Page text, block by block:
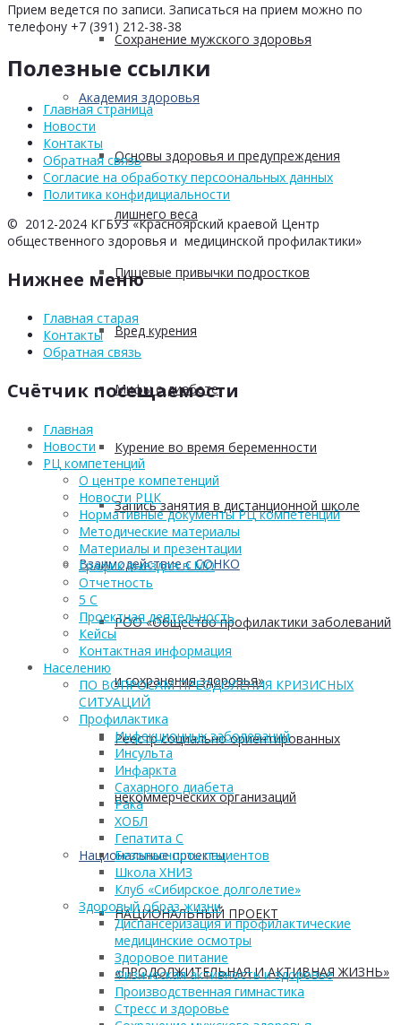
Сохранение мужского здоровья
Академия здоровья
Основы здоровья и предупреждения
лишнего веса
Пищевые привычки подростков
Вред курения
Мифы о диабете
Курение во время беременности
Запись занятия в дистанционной школе
Взаимодействие с СОНКО
РОО «Общество профилактики заболеваний
и сохранения здоровья»
Реестр социально ориентированных
некоммерческих организаций
Национальные проекты
НАЦИОНАЛЬНЫЙ ПРОЕКТ
«ПРОДОЛЖИТЕЛЬНАЯ И АКТИВНАЯ ЖИЗНЬ»
Прием ведется по записи. Записаться на прием можно по
телефону +7 (391) 212-38-38
Полезные ссылки
Главная страница
Новости
Контакты
Обратная связь
Согласие на обработку персоональных данных
Политика конфидициальности
© 2012-2024 КГБУЗ «Красноярский краевой Центр
общественного здоровья и медицинской профилактики»
Нижнее меню
Главная старая
Контакты
Обратная связь
Счётчик посещаемости
Главная
Новости
РЦ компетенций
О центре компетенций
Новости РЦК
Нормативные документы РЦ компетенций
Методические материалы
Материалы и презентации
График выездов в МО
Отчетность
5 С
Проектная деятельность
Кейсы
Контактная информация
Населению
ПО ВОПРОСАМ ПРЕОДОЛЕНИЯ КРИЗИСНЫХ
СИТУАЦИЙ
Профилактика
Инфекционных заболеваний
Инсульта
Инфаркта
Сахарного диабета
Рака
ХОБЛ
Гепатита С
Безопасность пациентов
Школа ХНИЗ
Клуб «Сибирское долголетие»
Здоровый образ жизни
Диспансеризация и профилактические
медицинские осмотры
Здоровое питание
Физическая активность и здоровье
Производственная гимнастика
Стресс и здоровье